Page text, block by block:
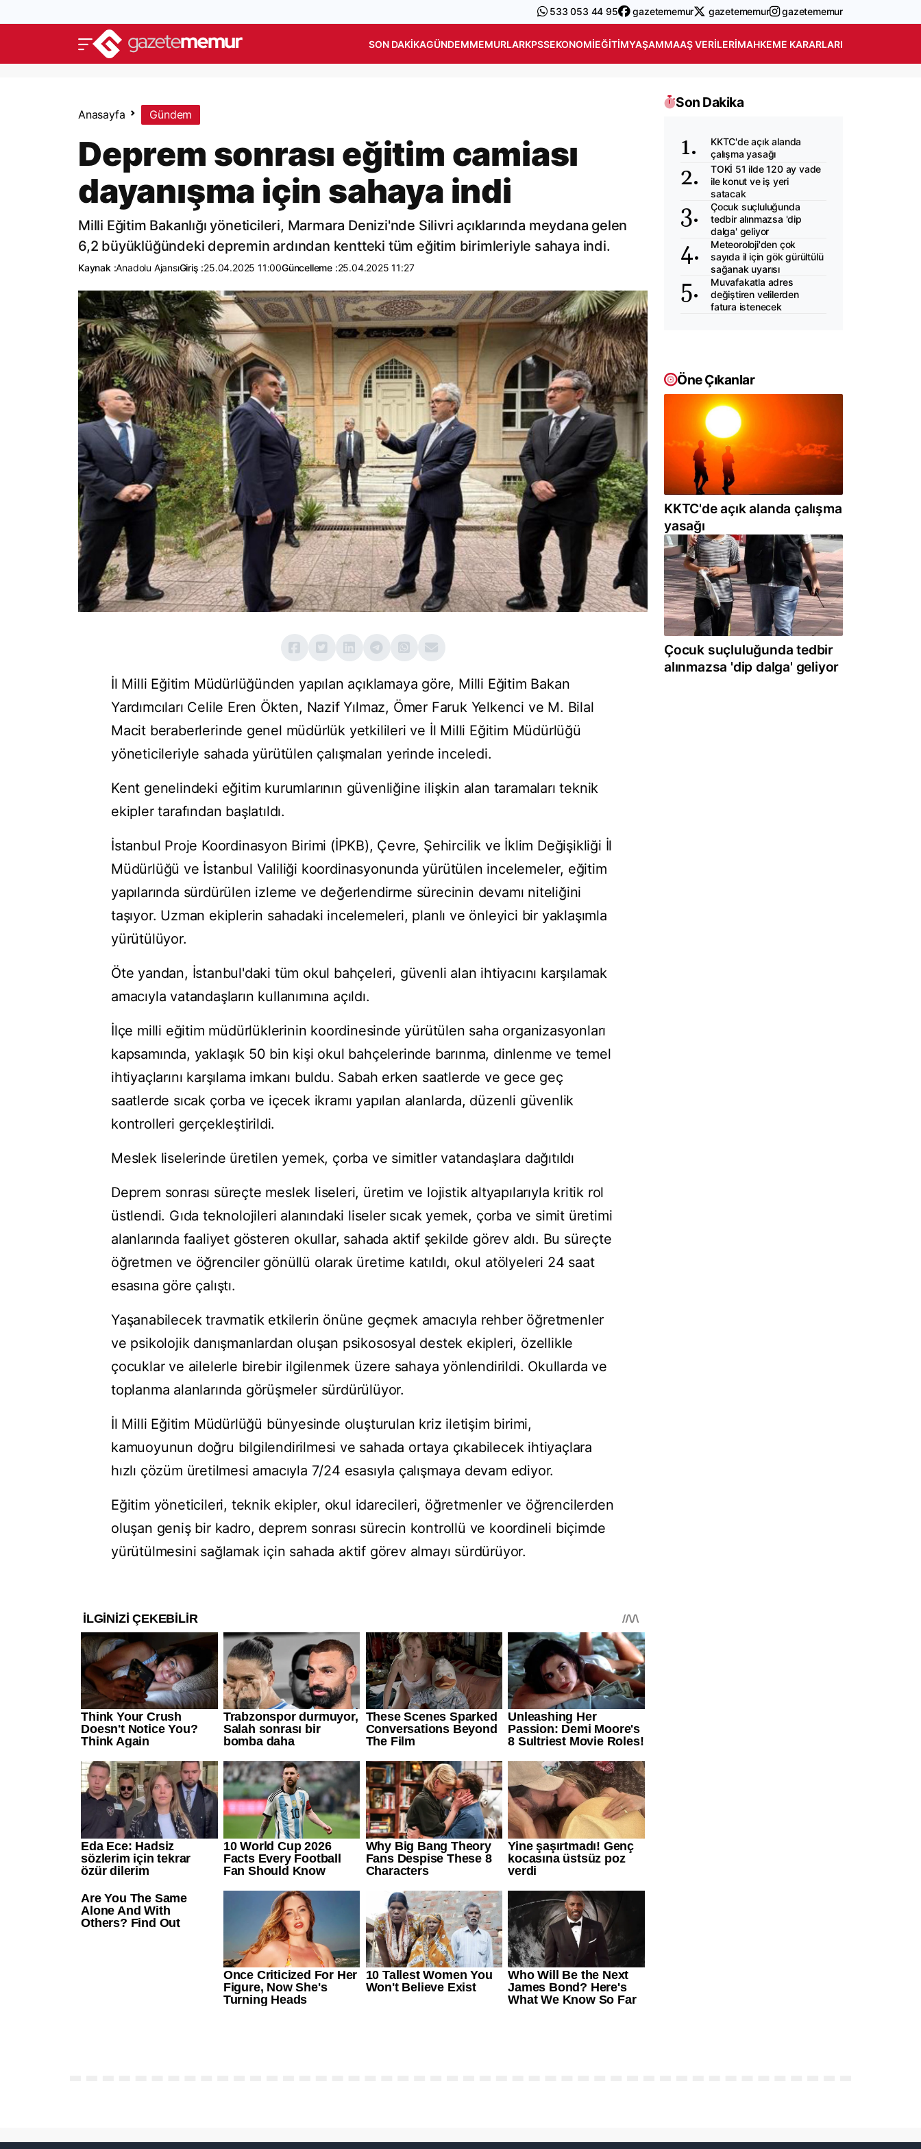
533 053 44 95 gazetememur gazetememur gazetememur
SON DAKIKAGÜNDEMMEMURLARKPSSEKONOMIEĞITIMYAŞAMMAAŞ VERILERIMAHKEME KARARLARI
Anasayfa Gündem
Deprem sonrası eğitim camiası
dayanışma için sahaya indi
Milli Eğitim Bakanlığı yöneticileri, Marmara Denizi'nde Silivri açıklarında meydana gelen
6,2 büyüklüğündeki depremin ardından kentteki tüm eğitim birimleriyle sahaya indi.
Kaynak :Anadolu AjansıGiriş :25.04.2025 11:00Güncelleme :25.04.2025 11:27
İl Milli Eğitim Müdürlüğünden yapılan açıklamaya göre, Milli Eğitim Bakan
Yardımcıları Celile Eren Ökten, Nazif Yılmaz, Ömer Faruk Yelkenci ve M. Bilal
Macit beraberlerinde genel müdürlük yetkilileri ve İl Milli Eğitim Müdürlüğü
yöneticileriyle sahada yürütülen çalışmaları yerinde inceledi.
Kent genelindeki eğitim kurumlarının güvenliğine ilişkin alan taramaları teknik
ekipler tarafından başlatıldı.
İstanbul Proje Koordinasyon Birimi (İPKB), Çevre, Şehircilik ve İklim Değişikliği İl
Müdürlüğü ve İstanbul Valiliği koordinasyonunda yürütülen incelemeler, eğitim
yapılarında sürdürülen izleme ve değerlendirme sürecinin devamı niteliğini
taşıyor. Uzman ekiplerin sahadaki incelemeleri, planlı ve önleyici bir yaklaşımla
yürütülüyor.
Öte yandan, İstanbul'daki tüm okul bahçeleri, güvenli alan ihtiyacını karşılamak
amacıyla vatandaşların kullanımına açıldı.
İlçe milli eğitim müdürlüklerinin koordinesinde yürütülen saha organizasyonları
kapsamında, yaklaşık 50 bin kişi okul bahçelerinde barınma, dinlenme ve temel
ihtiyaçlarını karşılama imkanı buldu. Sabah erken saatlerde ve gece geç
saatlerde sıcak çorba ve içecek ikramı yapılan alanlarda, düzenli güvenlik
kontrolleri gerçekleştirildi.
Meslek liselerinde üretilen yemek, çorba ve simitler vatandaşlara dağıtıldı
Deprem sonrası süreçte meslek liseleri, üretim ve lojistik altyapılarıyla kritik rol
üstlendi. Gıda teknolojileri alanındaki liseler sıcak yemek, çorba ve simit üretimi
alanlarında faaliyet gösteren okullar, sahada aktif şekilde görev aldı. Bu süreçte
öğretmen ve öğrenciler gönüllü olarak üretime katıldı, okul atölyeleri 24 saat
esasına göre çalıştı.
Yaşanabilecek travmatik etkilerin önüne geçmek amacıyla rehber öğretmenler
ve psikolojik danışmanlardan oluşan psikososyal destek ekipleri, özellikle
çocuklar ve ailelerle birebir ilgilenmek üzere sahaya yönlendirildi. Okullarda ve
toplanma alanlarında görüşmeler sürdürülüyor.
İl Milli Eğitim Müdürlüğü bünyesinde oluşturulan kriz iletişim birimi,
kamuoyunun doğru bilgilendirilmesi ve sahada ortaya çıkabilecek ihtiyaçlara
hızlı çözüm üretilmesi amacıyla 7/24 esasıyla çalışmaya devam ediyor.
Eğitim yöneticileri, teknik ekipler, okul idarecileri, öğretmenler ve öğrencilerden
oluşan geniş bir kadro, deprem sonrası sürecin kontrollü ve koordineli biçimde
yürütülmesini sağlamak için sahada aktif görev almayı sürdürüyor.
Son Dakika
KKTC'de açık alanda
çalışma yasağı
TOKİ 51 ilde 120 ay vade
ile konut ve iş yeri
satacak
Çocuk suçluluğunda
tedbir alınmazsa 'dip
dalga' geliyor
Meteoroloji'den çok
sayıda il için gök gürültülü
sağanak uyarısı
Muvafakatla adres
değiştiren velilerden
fatura istenecek
Öne Çıkanlar
KKTC'de açık alanda çalışma
yasağı
Çocuk suçluluğunda tedbir
alınmazsa 'dip dalga' geliyor